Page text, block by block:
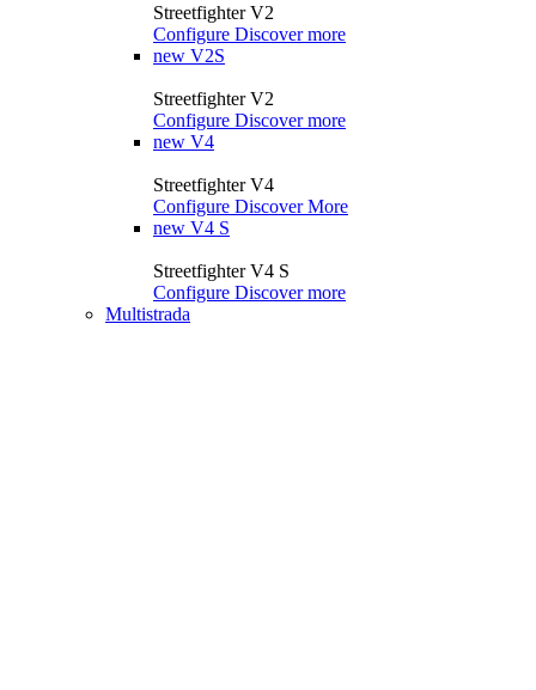
Streetfighter V2
Configure Discover more
new V2S
Streetfighter V2
Configure Discover more
new V4
Streetfighter V4
Configure Discover More
new V4 S
Streetfighter V4 S
Configure Discover more
Multistrada